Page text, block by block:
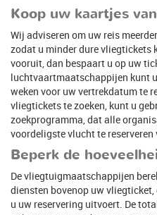
Koop uw kaartjes
Wij adviseren om uw reis
zodat u minder dure vliegtickets
vooruit, dan bespaart u op uw
luchtvaartmaatschappijen kunt
weken voor uw vertrekdatum te
vliegtickets te zoeken, kunt u
zoekprogramma, dat alle
voordeligste vlucht te reserveren
Beperk de
De vliegtuigmaatschappijen
diensten bovenop uw
u uw reservering uitvoert. De